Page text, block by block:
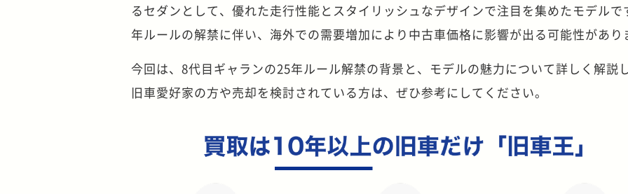
るセダンとして、優れた走行性能とスタイリッシュなデザインで注目を集めたモデルで
年ルールの解禁に伴い、海外での需要増加により中古車価格に影響が出る可能性があ
今回は、8代目ギャランの25年ルール解禁の背景と、モデルの魅力について詳しく解説
旧車愛好家の方や売却を検討されている方は、ぜひ参考にしてください。